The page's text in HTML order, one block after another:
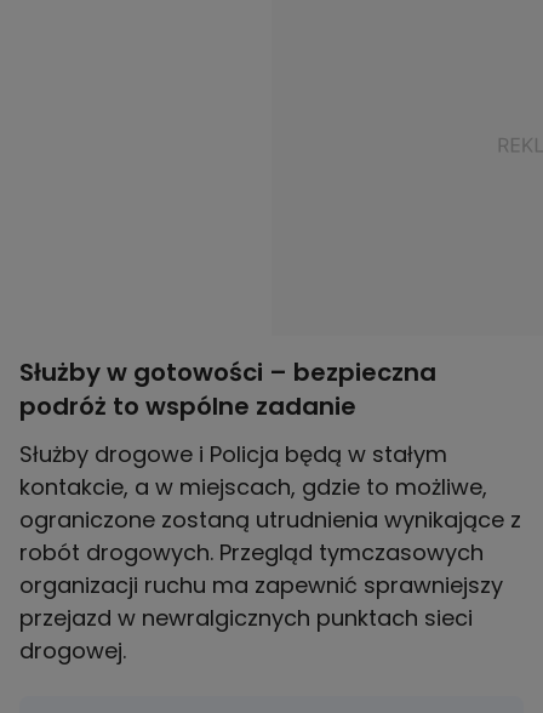
Służby w gotowości – bezpieczna
podróż to wspólne zadanie
Służby drogowe i Policja będą w stałym
kontakcie, a w miejscach, gdzie to możliwe,
ograniczone zostaną utrudnienia wynikające z
robót drogowych. Przegląd tymczasowych
organizacji ruchu ma zapewnić sprawniejszy
przejazd w newralgicznych punktach sieci
drogowej.